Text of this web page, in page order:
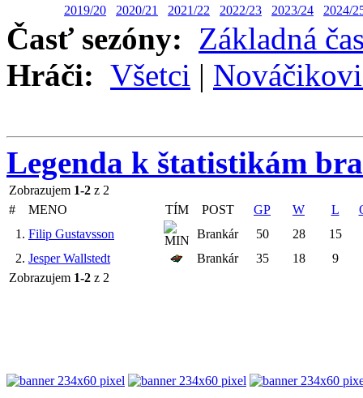
2019/20
2020/21 2021/22 2022/23 2023/24 2024/
Časť sezóny: Základná
Hráči: Všetci |
Legenda k štatistikám
Zobrazujem 1-2 z 2
#
MENO TÍM POST GP W L
1. Filip Gustavsson Brankár 50 28
15
2. Jesper Wallstedt Brankár 35 18
9
Zobrazujem 1-2 z 2